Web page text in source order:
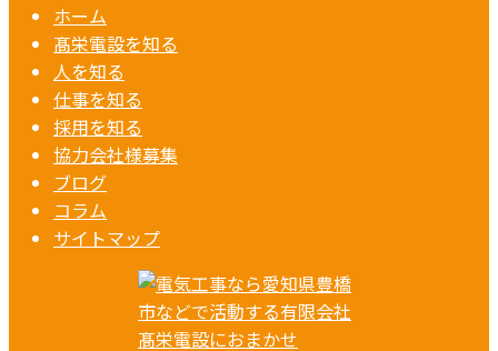
ホーム
髙栄電設を知る
人を知る
仕事を知る
採用を知る
協力会社様募集
ブログ
コラム
サイトマップ